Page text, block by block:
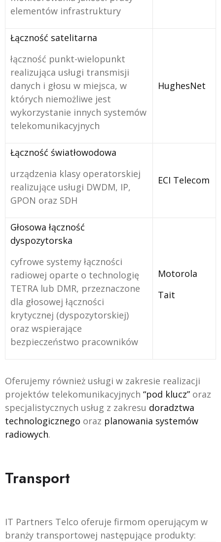
elementów infrastruktury
Łączność satelitarna
łączność punkt-wielopunkt
realizująca usługi transmisji
danych i głosu w miejsca, w
których niemożliwe jest
wykorzystanie innych systemów
telekomunikacyjnych
HughesNet
Łączność światłowodowa
urządzenia klasy operatorskiej
realizujące usługi DWDM, IP,
GPON oraz SDH
ECI Telecom
Głosowa łączność
dyspozytorska
cyfrowe systemy łączności
radiowej oparte o technologię
TETRA lub DMR, przeznaczone
dla głosowej łączności
krytycznej (dyspozytorskiej)
oraz wspierające
bezpieczeństwo pracowników
Motorola
Tait
Oferujemy również usługi w zakresie realizacji
projektów telekomunikacyjnych “pod klucz” oraz
specjalistycznych usług z zakresu doradztwa
technologicznego oraz planowania systemów
radiowych.
Transport
IT Partners Telco oferuje firmom operującym w
branży transportowej następujące produkty: